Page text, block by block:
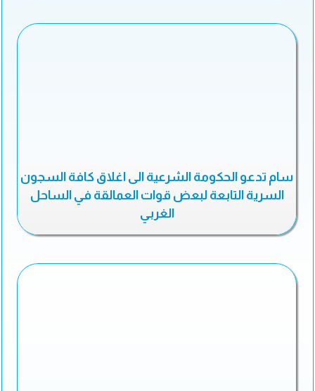
سام تدعو الحكومة الشرعية الى اغلاق كافة السجون
السرية التابعة لبعض قوات العمالقة في الساحل
الغربي